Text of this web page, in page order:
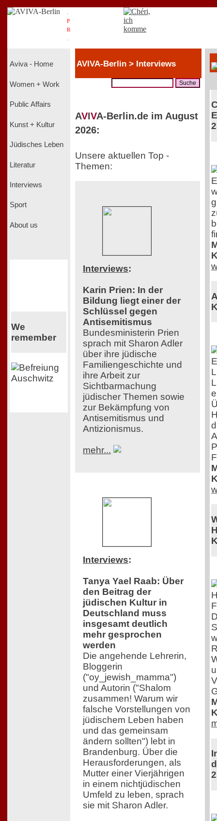
P
R
Aviva - Home
Women + Work
Public Affairs
Kunst + Kultur
Jüdisches Leben
Literatur
Interviews
Sport
About us
We
remember
AVIVA-Berlin > Interviews
AVIVA-Berlin.de im August
2026:
Unsere aktuellen Top -
Themen:
Interviews:
Karin Prien: In der
Bildung liegt einer der
Schlüssel gegen
Antisemitismus
Bundesministerin Prien
sprach mit Sharon Adler
über ihre jüdische
Familiengeschichte und
ihre Arbeit zur
Sichtbarmachung
jüdischer Themen sowie
zur Bekämpfung von
Antisemitismus und
Antizionismus.
mehr...
Interviews:
Tanya Yael Raab: Über
den Beitrag der
jüdischen Kultur in
Deutschland muss
insgesamt deutlich
mehr gesprochen
werden
Die angehende Lehrerin,
Bloggerin
("oy_jewish_mamma")
und Autorin ("Shalom
zusammen! Warum wir
falsche Vorstellungen von
jüdischem Leben haben
und das gemeinsam
ändern sollten") lebt in
Brandenburg. Über die
Herausforderungen, als
Mutter einer Vierjährigen
in einem nichtjüdischen
Umfeld zu leben, sprach
sie mit Sharon Adler.